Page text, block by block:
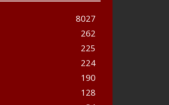
8027
262
225
224
190
128